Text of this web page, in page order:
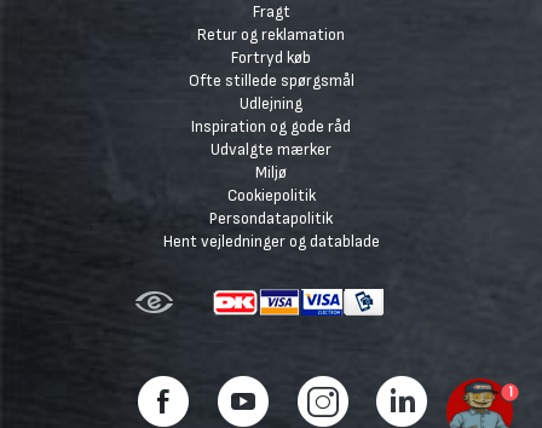
Fragt
Retur og reklamation
Fortryd køb
Ofte stillede spørgsmål
Udlejning
Inspiration og gode råd
Udvalgte mærker
Miljø
Cookiepolitik
Persondatapolitik
Hent vejledninger og datablade
1